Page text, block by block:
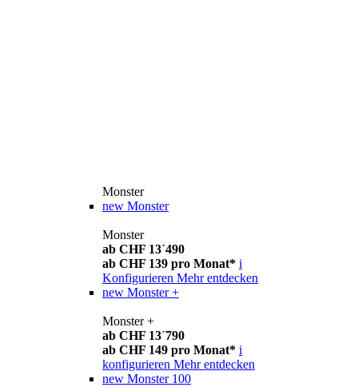
Monster
new Monster
Monster
ab CHF 13´490
ab CHF 139 pro Monat* i
Konfigurieren Mehr entdecken
new Monster +
Monster +
ab CHF 13´790
ab CHF 149 pro Monat* i
konfigurieren Mehr entdecken
new Monster 100